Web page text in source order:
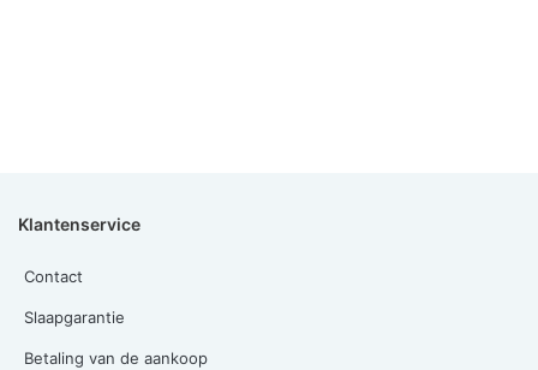
Klantenservice
Contact
Slaapgarantie
Betaling van de aankoop